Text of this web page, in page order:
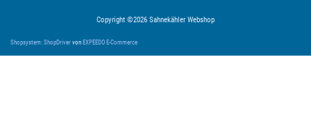
Copyright ©2026 Sahnekähler Webshop
Shopsystem: ShopDriver von EXPEEDO E-Commerce